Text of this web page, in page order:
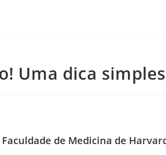
Uma dica
de Medicina de